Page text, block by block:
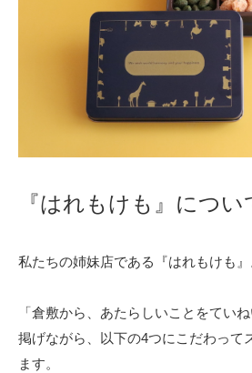
『はれもけも』につい
私たちの姉妹店である『はれもけも』
「倉敷から、あたらしいことをてい
掲げながら、以下の4つにこだわって
ます。